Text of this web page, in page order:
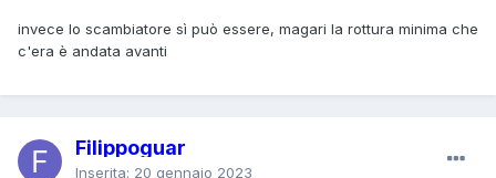
invece lo scambiatore sì può essere, magari la rottura minima che
c'era è andata avanti
Filippoguar
Inserita: 20 gennaio 2023